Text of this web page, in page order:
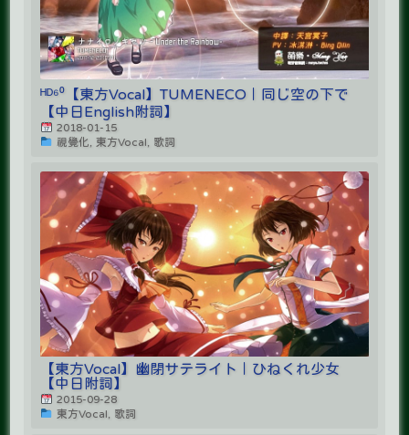
ᴴᴰ⁶⁰【東方Vocal】TUMENECO｜同じ空の下で
【中日English附詞】
2018-01-15
視覺化, 東方Vocal, 歌詞
【東方Vocal】幽閉サテライト｜ひねくれ少女
【中日附詞】
2015-09-28
東方Vocal, 歌詞